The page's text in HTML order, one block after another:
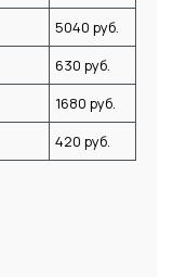
5040 руб.
630 руб.
1680 руб.
420 руб.